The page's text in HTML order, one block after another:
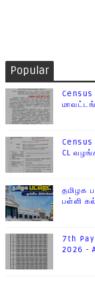
Popular
Census
Census
CL
தமிழக
பள்ளி
7th
2026 -